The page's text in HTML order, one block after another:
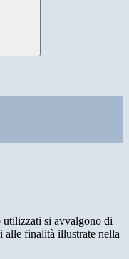
utilizzati si avvalgono di
alle finalità illustrate nella